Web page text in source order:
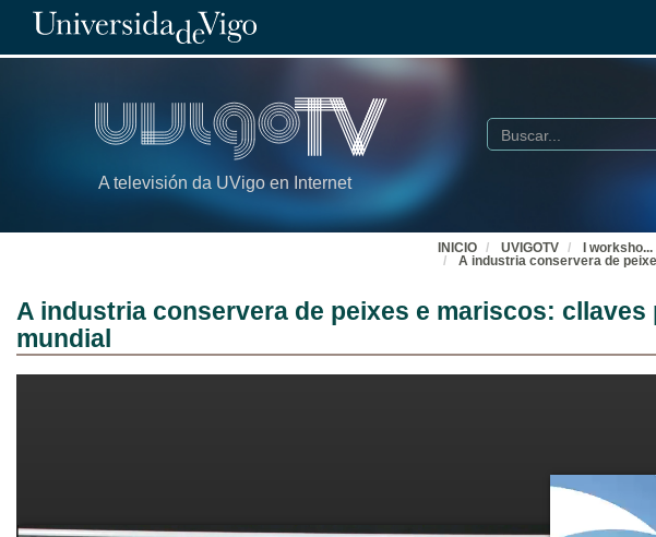
A televisión da UVigo en Internet
Buscar
INICIO UVIGOTV I worksho...
A industria conservera de
A industria conservera de peixes e mariscos:
mundial